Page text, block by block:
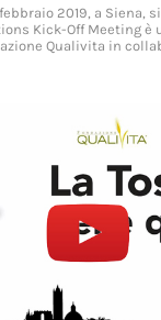
2019, a Siena,
Kick-Off Meeting è
Qualivita in